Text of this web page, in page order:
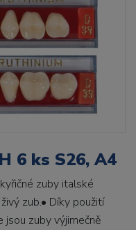
6 ks S26, A4
zuby italské
zub.• Díky použití
jsou zuby výjimečně